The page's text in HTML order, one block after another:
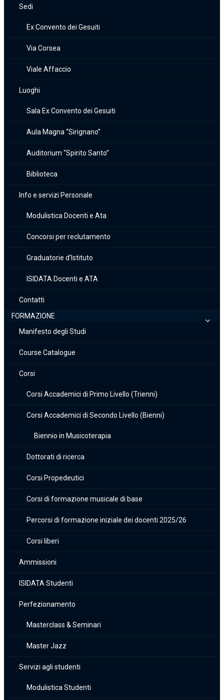
Sedi
Ex Convento dei Gesuiti
Via Corsea
Viale Affaccio
Luoghi
Sala Ex Convento dei Gesuiti
Aula Magna “Sirignano”
Auditorium “Spirito Santo”
Biblioteca
Info e servizi Personale
Modulistica Docenti e Ata
Concorsi per reclutamento
Graduatorie d’Istituto
ISIDATA Docenti e ATA
Contatti
FORMAZIONE
Manifesto degli Studi
Course Catalogue
Corsi
Corsi Accademici di Primo Livello (Trienni)
Corsi Accademici di Secondo Livello (Bienni)
Biennio in Musicoterapia
Dottorati di ricerca
Corsi Propedeutici
Corsi di formazione musicale di base
Percorsi di formazione iniziale dei docenti 2025/26
Corsi liberi
Ammissioni
ISIDATA Studenti
Perfezionamento
Masterclass & Seminari
Master Jazz
Servizi agli studenti
Modulistica Studenti